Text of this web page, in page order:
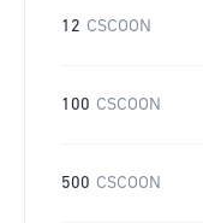
12 CSCOON
100 CSCOON
500 CSCOON